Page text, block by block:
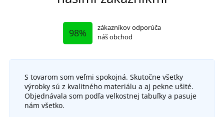
98%
zákazníkov odporúča
náš obchod
S tovarom som veľmi spokojná. Skutočne všetky
výrobky sú z kvalitného materiálu a aj pekne ušité.
Objednávala som podľa velkostnej tabuľky a pasuje
nám všetko.